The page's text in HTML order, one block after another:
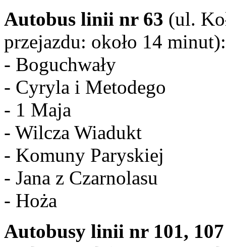
Autobus linii nr 63 (ul.
przejazdu: około 14 minut):
- Boguchwały
- Cyryla i Metodego
- 1 Maja
- Wilcza Wiadukt
- Komuny Paryskiej
- Jana z Czarnolasu
- Hoża
Autobusy linii nr 101, 107